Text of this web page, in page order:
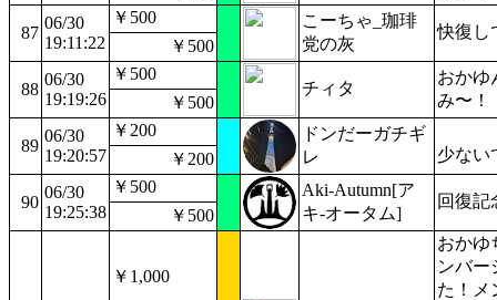
87
06/30
19:11:22
￥500
こーちゃ_珈琲
党の灰
快復し
￥500
88
06/30
19:19:26
￥500
チィタ
おかゆ
み〜！
￥500
89
06/30
19:20:57
￥200
ドンだーガチギ
レ
少ない
￥200
90
06/30
19:25:38
￥500
Aki-Autumn[ア
キ-オータム]
回復記
￥500
￥1,000
おかゆ
ンバー
た！メ